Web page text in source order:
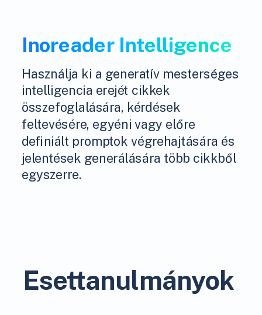
Inoreader Intelligence
Használja ki a generatív mesterséges
intelligencia erejét cikkek
összefoglalására, kérdések
feltevésére, egyéni vagy előre
definiált promptok végrehajtására és
jelentések generálására több cikkből
egyszerre.
Esettanulmányok